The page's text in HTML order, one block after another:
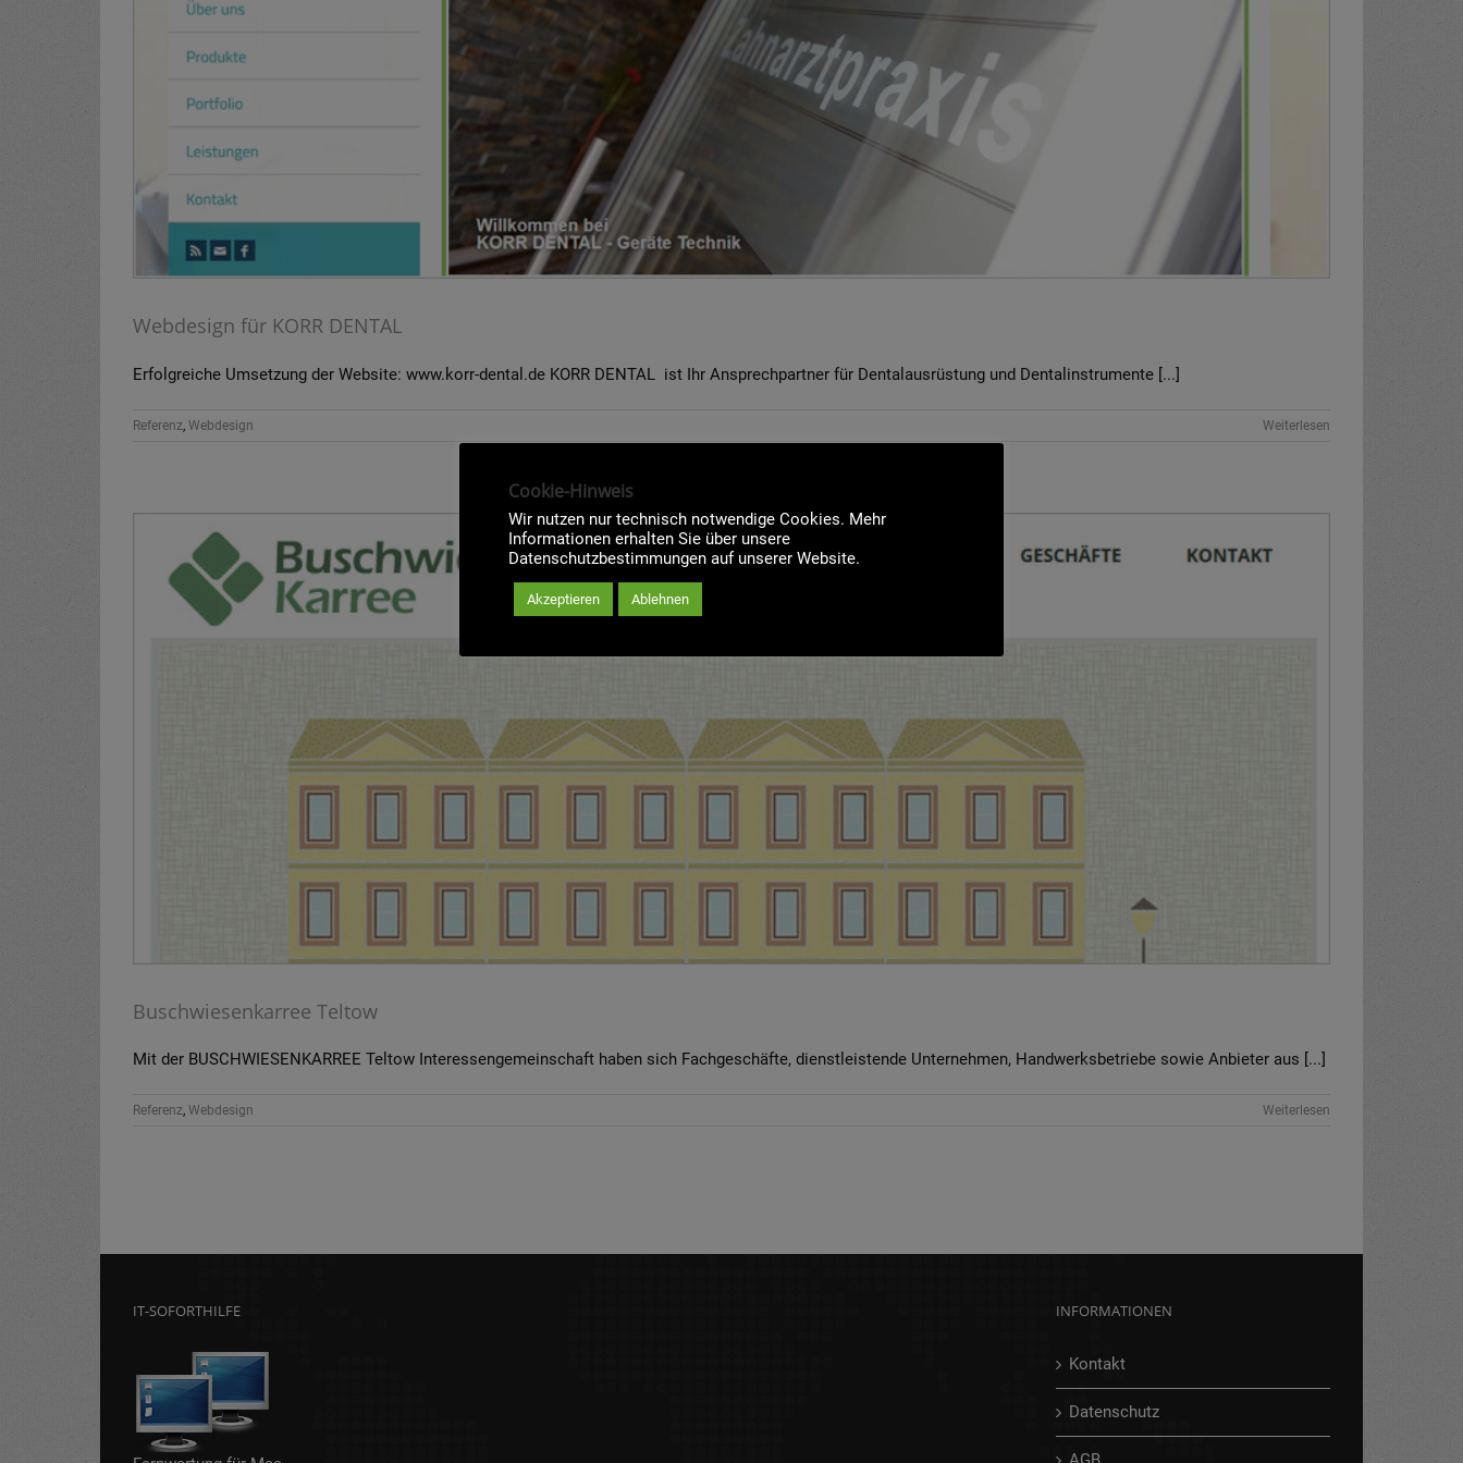
Webdesign für KORR DENTAL
Erfolgreiche Umsetzung der Website: www.korr-dental.de KORR DENTAL ist Ihr Ansprechpartner für Dentalausrüstung und Dentalinstrumente [...]
Referenz, Webdesign Weiterlesen
Buschwiesenkarree Teltow
Mit der BUSCHWIESENKARREE Teltow Interessengemeinschaft haben sich Fachgeschäfte, dienstleistende Unternehmen, Handwerksbetriebe sowie Anbieter aus [...]
Referenz, Webdesign Weiterlesen
IT-SOFORTHILFE INFORMATIONEN
Kontakt
Datenschutz
Cookie-Hinweis
Wir nutzen nur technisch notwendige Cookies. Mehr
Informationen erhalten Sie über unsere
Datenschutzbestimmungen auf unserer Website.
Akzeptieren Ablehnen